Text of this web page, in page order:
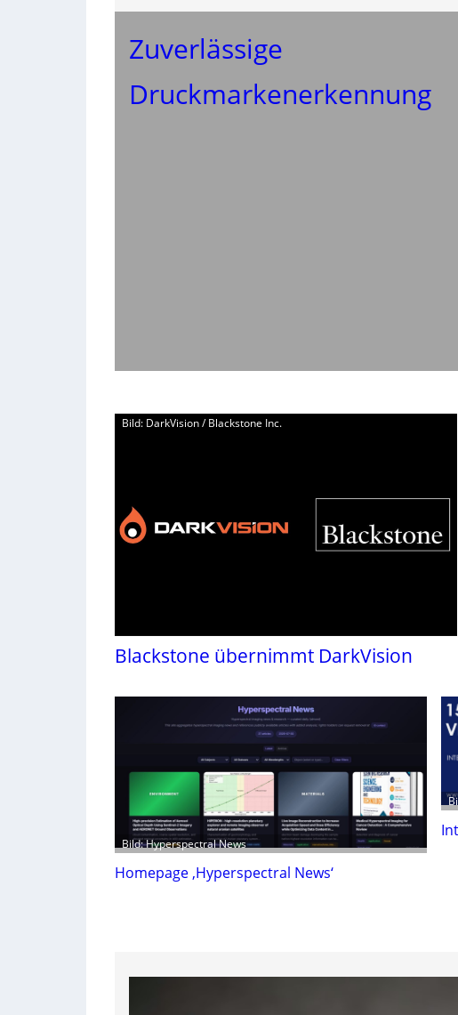
Zuverlässige
Druckmarkenerkennung
Bild: DarkVision / Blackstone Inc.
Blackstone übernimmt DarkVision
Bild: Hyperspectral News
Homepage ‚Hyperspectral News‘